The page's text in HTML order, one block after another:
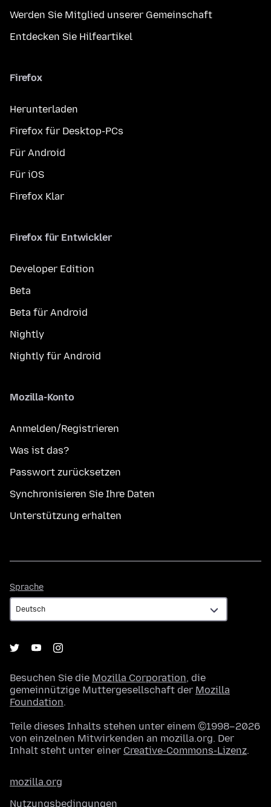
Werden Sie Mitglied unserer Gemeinschaft
Entdecken Sie Hilfeartikel
Firefox
Herunterladen
Firefox für Desktop-PCs
Für Android
Für iOS
Firefox Klar
Firefox für Entwickler
Developer Edition
Beta
Beta für Android
Nightly
Nightly für Android
Mozilla-Konto
Anmelden/Registrieren
Was ist das?
Passwort zurücksetzen
Synchronisieren Sie Ihre Daten
Unterstützung erhalten
Sprache
Besuchen Sie die Mozilla Corporation, die
gemeinnützige Muttergesellschaft der Mozilla
Foundation.
Teile dieses Inhalts stehen unter einem ©1998–2026
von einzelnen Mitwirkenden an mozilla.org. Der
Inhalt steht unter einer Creative-Commons-Lizenz.
mozilla.org
Nutzungsbedingungen